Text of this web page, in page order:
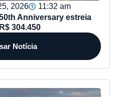
2026
11:32 am
Anniversary estreia
304.450
Notícia